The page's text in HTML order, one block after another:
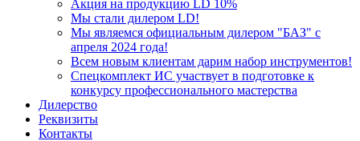
Акция на продукцию LD 10%
Мы стали дилером LD!
Мы являемся официальным дилером "БАЗ" с
апреля 2024 года!
Всем новым клиентам дарим набор инструментов!
Спецкомплект ИС участвует в подготовке к
конкурсу профессионального мастерства
Дилерство
Реквизиты
Контакты